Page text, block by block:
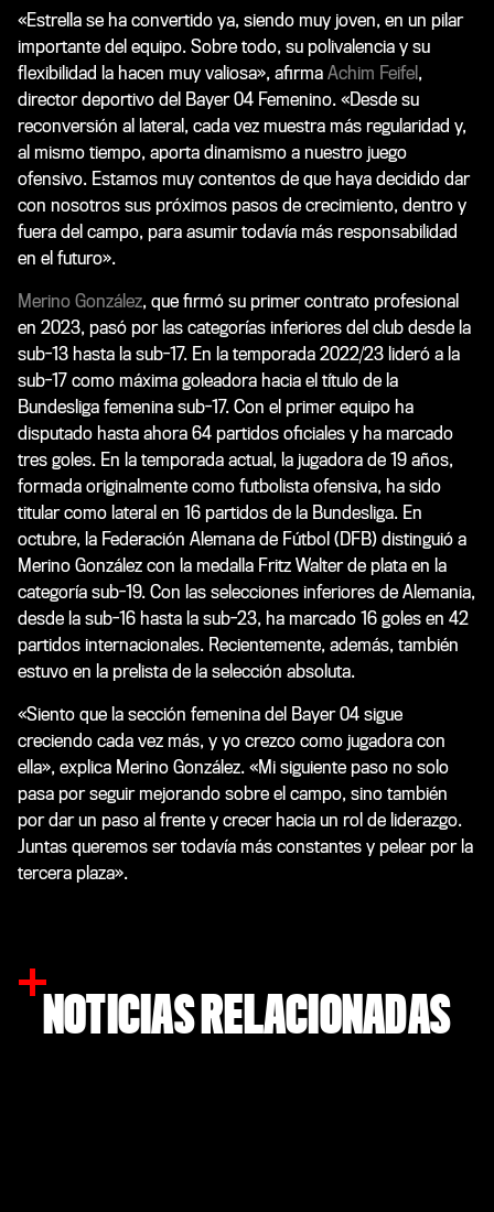
«Estrella se ha convertido ya, siendo muy joven, en un pilar
importante del equipo. Sobre todo, su polivalencia y su
flexibilidad la hacen muy valiosa», afirma Achim Feifel ,
director deportivo del Bayer 04 Femenino. «Desde su
reconversión al lateral, cada vez muestra más regularidad y,
al mismo tiempo, aporta dinamismo a nuestro juego
ofensivo. Estamos muy contentos de que haya decidido dar
con nosotros sus próximos pasos de crecimiento, dentro y
fuera del campo, para asumir todavía más responsabilidad
en el futuro».
Merino González, que firmó su primer contrato profesional
en 2023, pasó por las categorías inferiores del club desde la
sub-13 hasta la sub-17. En la temporada 2022/23 lideró a la
sub-17 como máxima goleadora hacia el título de la
Bundesliga femenina sub-17. Con el primer equipo ha
disputado hasta ahora 64 partidos oficiales y ha marcado
tres goles. En la temporada actual, la jugadora de 19 años,
formada originalmente como futbolista ofensiva, ha sido
titular como lateral en 16 partidos de la Bundesliga. En
octubre, la Federación Alemana de Fútbol (DFB) distinguió a
Merino González con la medalla Fritz Walter de plata en la
categoría sub-19. Con las selecciones inferiores de Alemania,
desde la sub-16 hasta la sub-23, ha marcado 16 goles en 42
partidos internacionales. Recientemente, además, también
estuvo en la prelista de la selección absoluta.
«Siento que la sección femenina del Bayer 04 sigue
creciendo cada vez más, y yo crezco como jugadora con
ella», explica Merino González. «Mi siguiente paso no solo
pasa por seguir mejorando sobre el campo, sino también
por dar un paso al frente y crecer hacia un rol de liderazgo.
Juntas queremos ser todavía más constantes y pelear por la
tercera plaza».
NOTICIAS RELACIONADAS